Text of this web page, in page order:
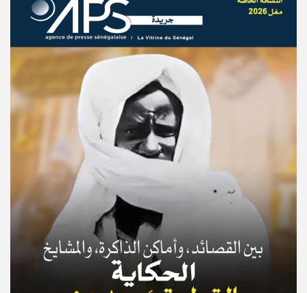
© Copyright 2025, APS